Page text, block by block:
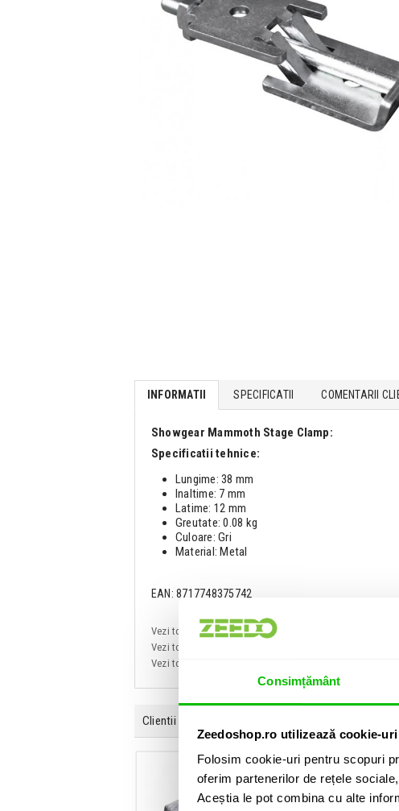
Consimțământ
Zeedoshop.ro utilizează cookie-uri
Folosim cookie-uri pentru scopuri
oferim partenerilor de rețele
Aceștia le pot combina cu alte
INFORMATII SPECIFICATII COMENTARII
Showgear Mammoth Stage Clamp:
Specificatii tehnice:
Lungime: 38 mm
Inaltime: 7 mm
Latime: 12 mm
Greutate: 0.08 kg
Culoare: Gri
Material: Metal
EAN: 8717748375742
Vezi toate produsele de tipAccesorii sceno-tehnica
Vezi toate produsele din categoria
Vezi toate produsele producatorului
Clientii care au cumparat acest produs au mai